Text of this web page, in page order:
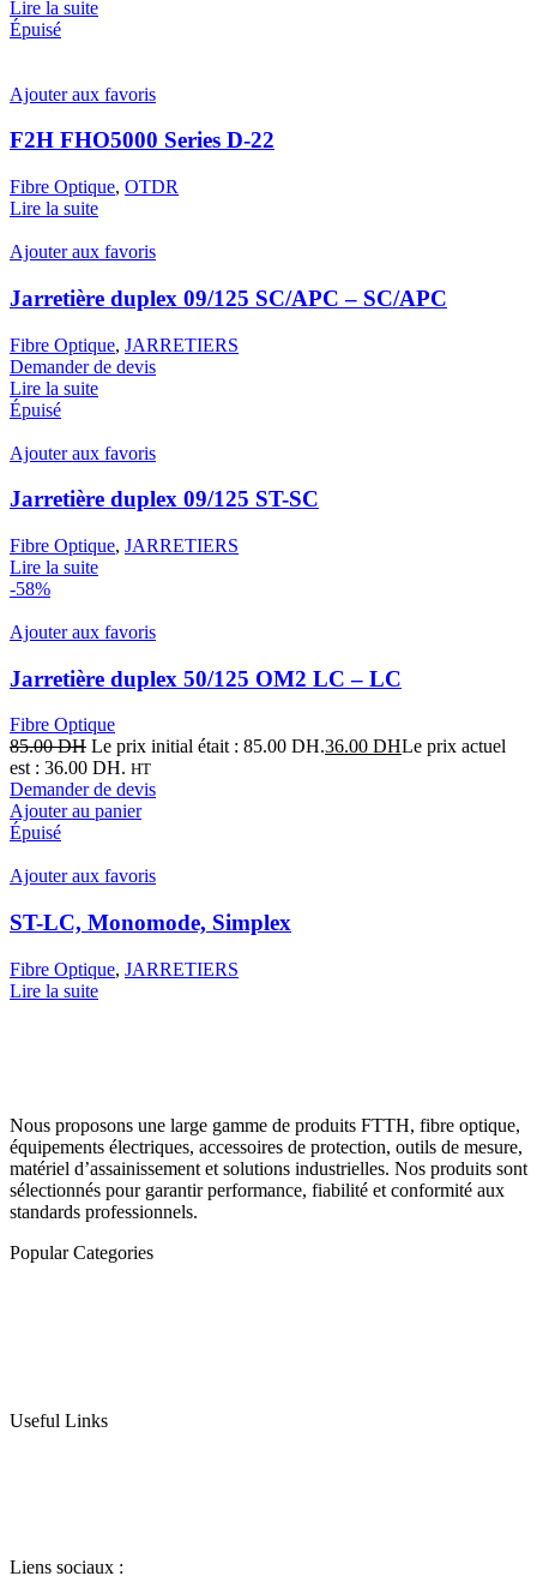
Lire la suite
Épuisé
Ajouter aux favoris
F2H FHO5000 Series D-22
Fibre Optique, OTDR
Lire la suite
Ajouter aux favoris
Jarretière duplex 09/125 SC/APC – SC/APC
Fibre Optique, JARRETIERS
Demander de devis
Lire la suite
Épuisé
Ajouter aux favoris
Jarretière duplex 09/125 ST-SC
Fibre Optique, JARRETIERS
Lire la suite
-58%
Ajouter aux favoris
Jarretière duplex 50/125 OM2 LC – LC
Fibre Optique
85.00DH Le prix initial était : 85.00 DH.36.00 DHLe prix actuel
est : 36.00 DH. HT
Demander de devis
Ajouter au panier
Épuisé
Ajouter aux favoris
ST-LC, Monomode, Simplex
Fibre Optique, JARRETIERS
Lire la suite
Nous proposons une large gamme de produits FTTH, fibre optique,
équipements électriques, accessoires de protection, outils de mesure,
matériel d’assainissement et solutions industrielles. Nos produits sont
sélectionnés pour garantir performance, fiabilité et conformité aux
standards professionnels.
Popular Categories
Useful Links
Liens sociaux :